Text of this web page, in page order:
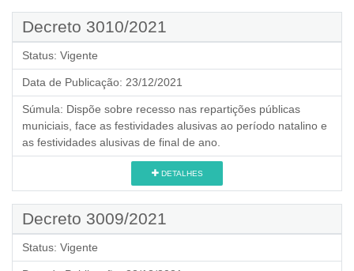
Decreto 3010/2021
Status: Vigente
Data de Publicação: 23/12/2021
Súmula: Dispõe sobre recesso nas repartições públicas
municiais, face as festividades alusivas ao período natalino e
as festividades alusivas de final de ano.
DETALHES
Decreto 3009/2021
Status: Vigente